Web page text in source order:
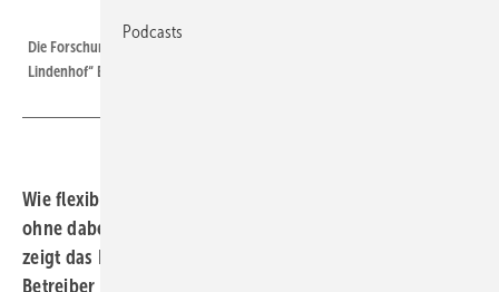
Die Forschungsbiogasanlage der Universität Hohenheim „Unterer
Lindenhof“ Eningen
Wie flexible Biogasanlagen Residuallast liefern können,
ohne dabei die Wärmeversorgung zu vernachlässigen,
zeigt das Projekt Powerland 4.2. Und sparen können die
Betreiber auch noch.
Podcasts